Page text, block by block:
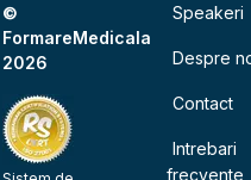
©
FormareMedicala
2026
Speakeri
Despre
Contact
Intrebari
frecvente